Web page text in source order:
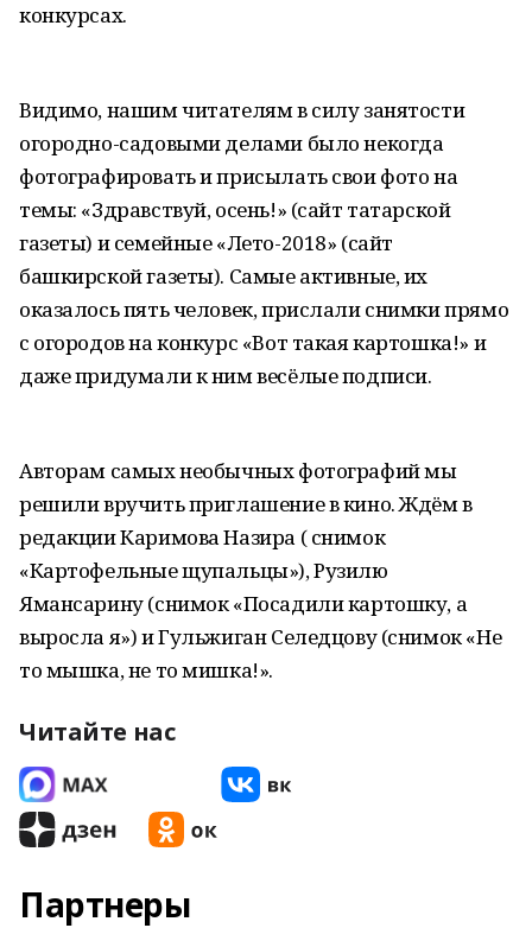
конкурсах.
Видимо, нашим читателям в силу занятости
огородно-садовыми делами было некогда
фотографировать и присылать свои фото на
темы: «Здравствуй, осень!» (сайт татарской
газеты) и семейные «Лето-2018» (сайт
башкирской газеты). Самые активные, их
оказалось пять человек, прислали снимки прямо
с огородов на конкурс «Вот такая картошка!» и
даже придумали к ним весёлые подписи.
Авторам самых необычных фотографий мы
решили вручить приглашение в кино. Ждём в
редакции Каримова Назира ( снимок
«Картофельные щупальцы»), Рузилю
Ямансарину (снимок «Посадили картошку, а
выросла я») и Гульжиган Селедцову (снимок «Не
то мышка, не то мишка!».
Читайте нас
Партнеры